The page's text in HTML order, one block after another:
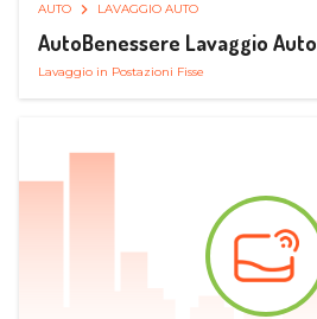
AUTO LAVAGGIO AUTO
AutoBenessere Lavaggio Auto
Lavaggio in Postazioni Fisse